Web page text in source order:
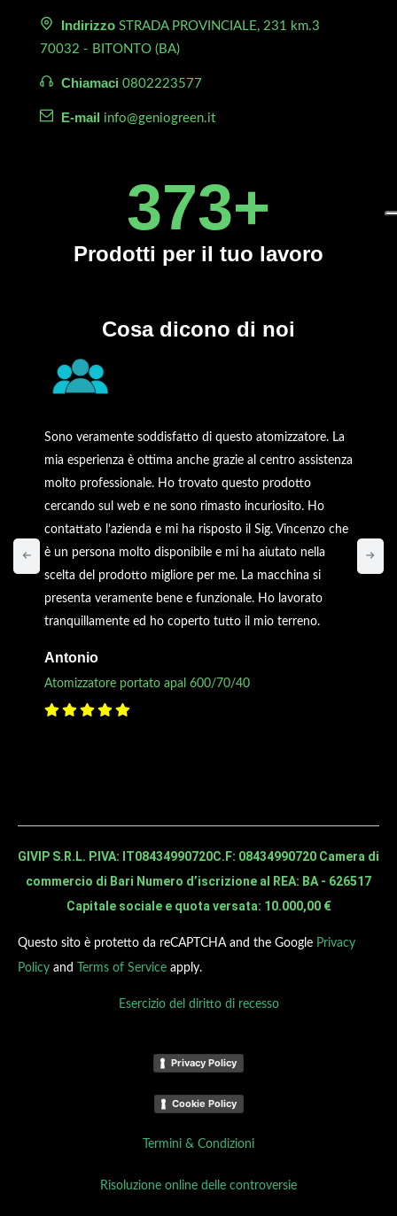
Indirizzo STRADA PROVINCIALE, 231 km.3
70032 - BITONTO (BA)
Chiamaci 0802223577
E-mail info@geniogreen.it
450+
Prodotti per il tuo lavoro
Cosa dicono di noi
Sono veramente soddisfatto di questo atomizzatore. La
mia esperienza è ottima anche grazie al centro assistenza
molto professionale. Ho trovato questo prodotto
cercando sul web e ne sono rimasto incuriosito. Ho
contattato l’azienda e mi ha risposto il Sig. Vincenzo che
è un persona molto disponibile e mi ha aiutato nella
scelta del prodotto migliore per me. La macchina si
presenta veramente bene e funzionale. Ho lavorato
tranquillamente ed ho coperto tutto il mio terreno.
Antonio
Atomizzatore portato apal 600/70/40
GIVIP S.R.L. P.IVA: IT08434990720C.F: 08434990720 Camera di
commercio di Bari Numero d’iscrizione al REA: BA - 626517
Capitale sociale e quota versata: 10.000,00 €
Questo sito è protetto da reCAPTCHA and the Google Privacy
Policy and Terms of Service apply.
Esercizio del diritto di recesso
Privacy Policy
Cookie Policy
Termini & Condizioni
Risoluzione online delle controversie